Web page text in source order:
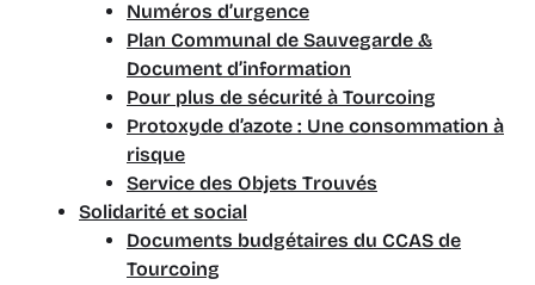
Numéros d’urgence
Plan Communal de Sauvegarde &
Document d’information
Pour plus de sécurité à Tourcoing
Protoxyde d’azote : Une consommation à
risque
Service des Objets Trouvés
Solidarité et social
Documents budgétaires du CCAS de
Tourcoing